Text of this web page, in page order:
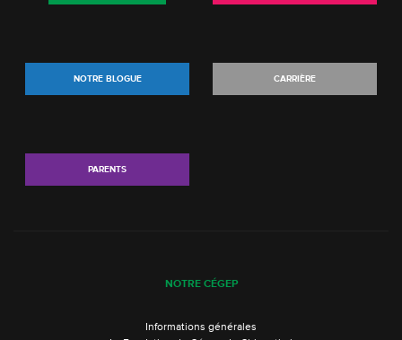
NOTRE BLOGUE CARRIÈRE
PARENTS
NOTRE CÉGEP
Informations générales